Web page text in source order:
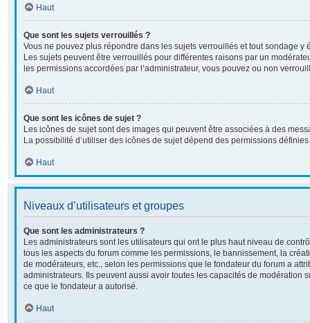
Haut
Que sont les sujets verrouillés ?
Vous ne pouvez plus répondre dans les sujets verrouillés et tout sondage y
Les sujets peuvent être verrouillés pour différentes raisons par un
les permissions accordées par l’administrateur, vous pouvez ou non
Haut
Que sont les icônes de sujet ?
Les icônes de sujet sont des images qui peuvent être associées à des
La possibilité d’utiliser des icônes de sujet dépend des permissions définies
Haut
Niveaux d’utilisateurs et groupes
Que sont les administrateurs ?
Les administrateurs sont les utilisateurs qui ont le plus haut niveau de
tous les aspects du forum comme les permissions, le bannissement, la
de modérateurs, etc., selon les permissions que le fondateur du forum a
administrateurs. Ils peuvent aussi avoir toutes les capacités de modération
ce que le fondateur a autorisé.
Haut